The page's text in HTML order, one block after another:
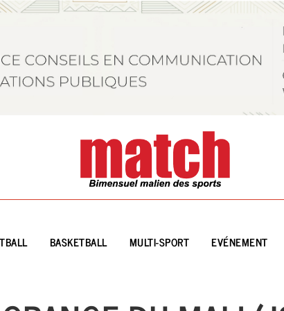
BASKETBALL MULTI-SPORT EVÉNEMENT